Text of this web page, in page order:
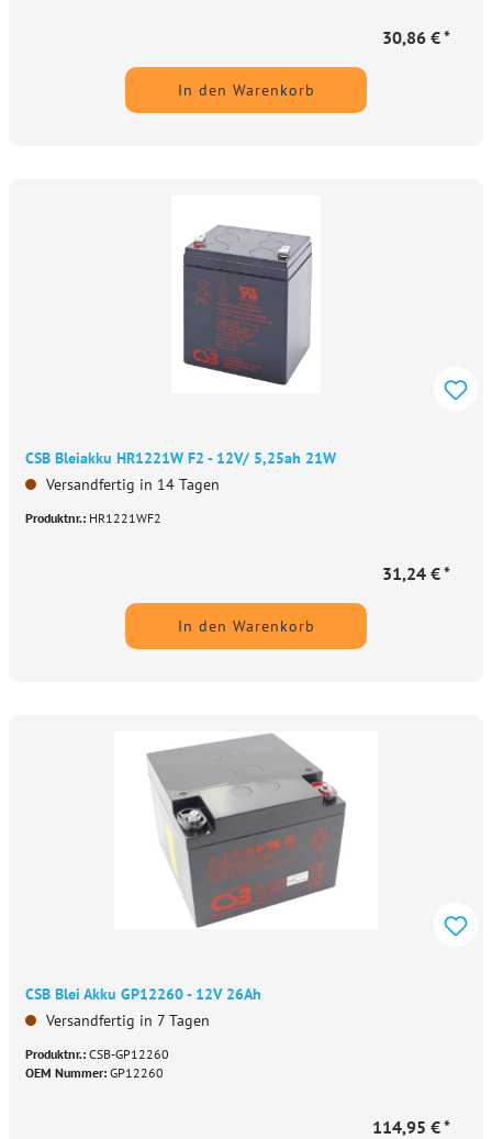
30,86 € *
In den Warenkorb
CSB Bleiakku HR1221W F2 - 12V/ 5,25ah 21W
Versandfertig in 14 Tagen
Produktnr.: HR1221WF2
31,24 € *
In den Warenkorb
CSB Blei Akku GP12260 - 12V 26Ah
Versandfertig in 7 Tagen
Produktnr.: CSB-GP12260
OEM Nummer: GP12260
114,95 € *